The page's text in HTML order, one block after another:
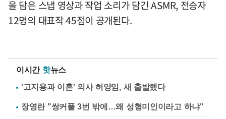
을 담은 스냅 영상과 작업 소리가 담긴 ASMR, 전승자
12명의 대표작 45점이 공개된다.
이시간 핫뉴스
'고지용과 이혼' 의사 허양임, 새 출발했다
장영란 "쌍커풀 3번 밖에…왜 성형미인이라고 하냐"